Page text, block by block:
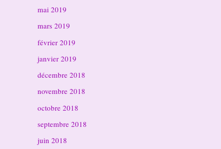
mai 2019
mars 2019
février 2019
janvier 2019
décembre 2018
novembre 2018
octobre 2018
septembre 2018
juin 2018